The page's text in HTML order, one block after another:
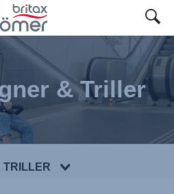
& Triller
TRILLER